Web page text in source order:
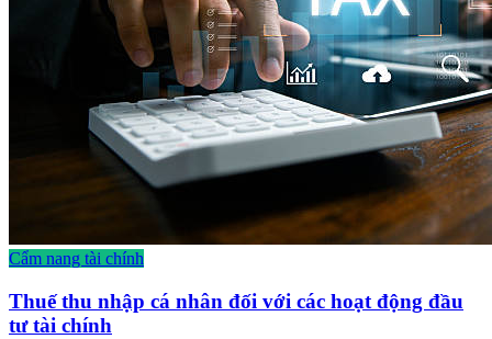
Cẩm nang tài chính
Thuế thu nhập cá nhân đối với các hoạt động đầu
tư tài chính